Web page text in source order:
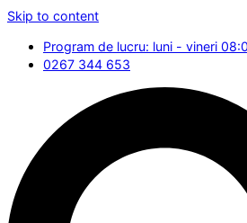
Skip to content
Program de lucru: luni - vineri
0267 344 653